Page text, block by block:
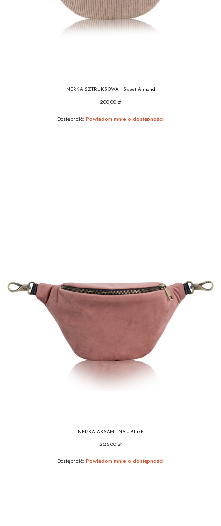
NERKA SZTRUKSOWA - Sweet Almond
Cena
200,00 zł
Dostępność: Powiadom mnie o dostępności
NERKA AKSAMITNA - Blush
Cena
225,00 zł
Dostępność: Powiadom mnie o dostępności